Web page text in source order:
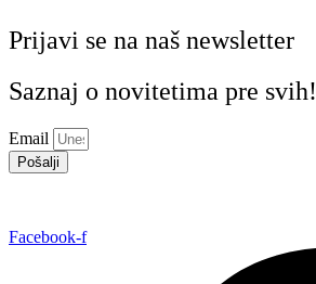
Prijavi se na naš newsletter
Saznaj o novitetima pre svih!
Email
Pošalji
Facebook-f